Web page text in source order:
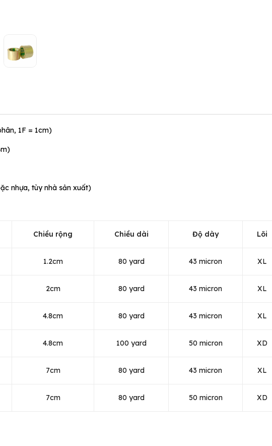
1F = 1cm)
nhựa, tùy nhà sản xuất)
Chiều rộng Chiều dài Độ dày Lõi
1.2cm 80 yard 43 micron XL
2cm 80 yard 43 micron XL
4.8cm 80 yard 43 micron XL
4.8cm 100 yard 50 micron XD
7cm 80 yard 43 micron XL
7cm 80 yard 50 micron XD